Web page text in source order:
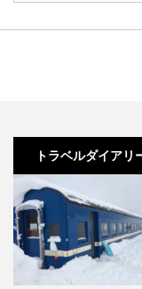
トラベルダイアリ